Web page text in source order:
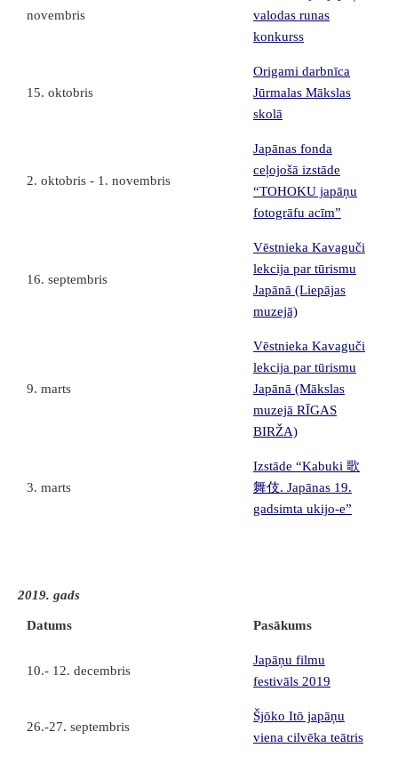
novembris
valodas runas
konkurss
15. oktobris
Origami darbnīca
Jūrmalas Mākslas
skolā
2. oktobris - 1. novembris
Japānas fonda
ceļojošā izstāde
“TOHOKU japāņu
fotogrāfu acīm”
16. septembris
Vēstnieka Kavaguči
lekcija par tūrismu
Japānā (Liepājas
muzejā)
9. marts
Vēstnieka Kavaguči
lekcija par tūrismu
Japānā (Mākslas
muzejā RĪGAS
BIRŽA)
3. marts
Izstāde “Kabuki 歌
舞伎. Japānas 19.
gadsimta ukijo-e”
2019. gads
Datums Pasākums
10.- 12. decembris
Japāņu filmu
festivāls 2019
26.-27. septembris
Šjōko Itō japāņu
viena cilvēka teātris